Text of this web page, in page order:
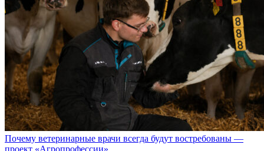
Почему ветеринарные врачи всегда будут востребованы —
проект «Агропрофессии»